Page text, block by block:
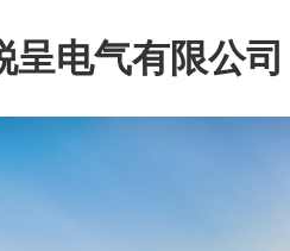
呈电气有限公司